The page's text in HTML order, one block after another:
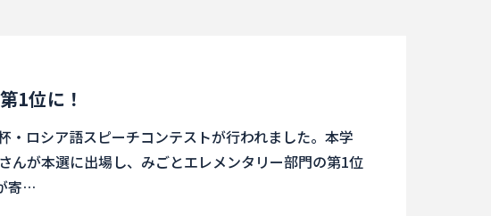
1位に！
・ロシア語スピーチコンテストが行われました。本学
んが本選に出場し、みごとエレメンタリー部門の第1位
寄…